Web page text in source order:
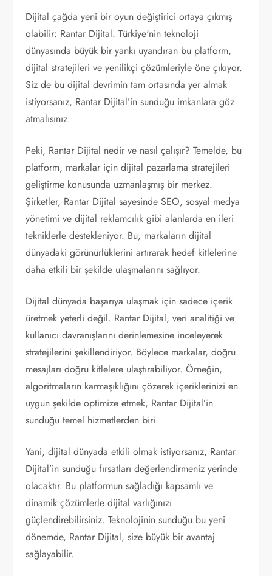
Dijital çağda yeni bir oyun değiştirici ortaya çıkmış
olabilir: Rantar Dijital. Türkiye'nin teknoloji
dünyasında büyük bir yankı uyandıran bu platform,
dijital stratejileri ve yenilikçi çözümleriyle öne çıkıyor.
Siz de bu dijital devrimin tam ortasında yer almak
istiyorsanız, Rantar Dijital’in sunduğu imkanlara göz
atmalısınız.
Peki, Rantar Dijital nedir ve nasıl çalışır? Temelde, bu
platform, markalar için dijital pazarlama stratejileri
geliştirme konusunda uzmanlaşmış bir merkez.
Şirketler, Rantar Dijital sayesinde SEO, sosyal medya
yönetimi ve dijital reklamcılık gibi alanlarda en ileri
tekniklerle destekleniyor. Bu, markaların dijital
dünyadaki görünürlüklerini artırarak hedef kitlelerine
daha etkili bir şekilde ulaşmalarını sağlıyor.
Dijital dünyada başarıya ulaşmak için sadece içerik
üretmek yeterli değil. Rantar Dijital, veri analitiği ve
kullanıcı davranışlarını derinlemesine inceleyerek
stratejilerini şekillendiriyor. Böylece markalar, doğru
mesajları doğru kitlelere ulaştırabiliyor. Örneğin,
algoritmaların karmaşıklığını çözerek içeriklerinizi en
uygun şekilde optimize etmek, Rantar Dijital’in
sunduğu temel hizmetlerden biri.
Yani, dijital dünyada etkili olmak istiyorsanız, Rantar
Dijital’in sunduğu fırsatları değerlendirmeniz yerinde
olacaktır. Bu platformun sağladığı kapsamlı ve
dinamik çözümlerle dijital varlığınızı
güçlendirebilirsiniz. Teknolojinin sunduğu bu yeni
dönemde, Rantar Dijital, size büyük bir avantaj
sağlayabilir.